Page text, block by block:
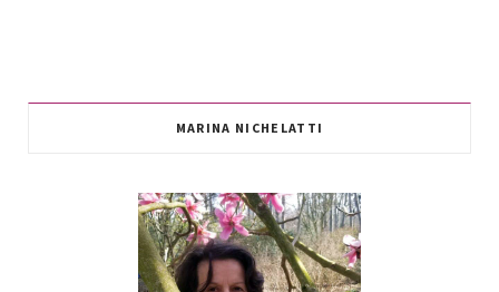
MARINA NICHELATTI